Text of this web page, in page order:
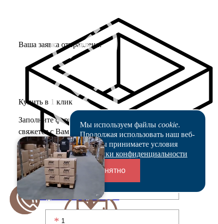
Переходники и соединители
Ваша заявка отправлена!
Купить в 1 клик
Заполните форму, и наш менеджер
свяжется с Вами в ближайшее время
Мы используем файлы cookie.
Продолжая использовать наш веб-
сайт, вы принимаете условия
Политики конфиденциальности
Понятно